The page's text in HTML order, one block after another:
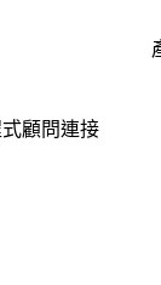
顧問連接